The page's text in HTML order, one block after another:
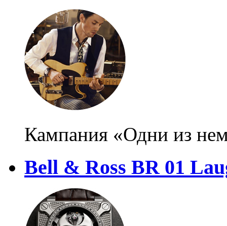
Кампания «Одни из
Bell & Ross BR 01